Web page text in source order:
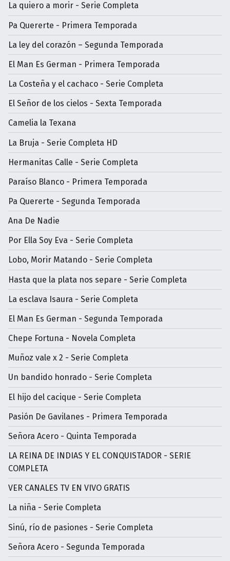
La quiero a morir - Serie Completa
Pa Quererte - Primera Temporada
La ley del corazón – Segunda Temporada
El Man Es German - Primera Temporada
La Costeña y el cachaco - Serie Completa
El Señor de los cielos - Sexta Temporada
Camelia la Texana
La Bruja - Serie Completa HD
Hermanitas Calle - Serie Completa
Paraíso Blanco - Primera Temporada
Pa Quererte - Segunda Temporada
Ana De Nadie
Por Ella Soy Eva - Serie Completa
Lobo, Morir Matando - Serie Completa
Hasta que la plata nos separe - Serie Completa
La esclava Isaura - Serie Completa
El Man Es German - Segunda Temporada
Chepe Fortuna - Novela Completa
Muñoz vale x 2 - Serie Completa
Un bandido honrado - Serie Completa
El hijo del cacique - Serie Completa
Pasión De Gavilanes - Primera Temporada
Señora Acero - Quinta Temporada
LA REINA DE INDIAS Y EL CONQUISTADOR - SERIE
COMPLETA
VER CANALES TV EN VIVO GRATIS
La niña - Serie Completa
Sinú, río de pasiones - Serie Completa
Señora Acero - Segunda Temporada